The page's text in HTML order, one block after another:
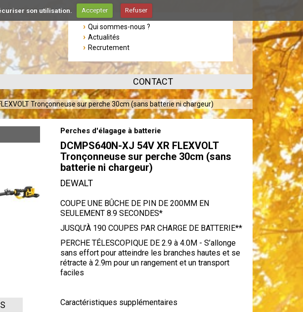
son utilisation. Accepter Refuser
Qui sommes-nous ?
Actualités
Recrutement
CONTACT
Tronçonneuse sur perche 30cm (sans batterie ni chargeur)
Perches d'élagage à batterie
DCMPS640N-XJ 54V XR FLEXVOLT
Tronçonneuse sur perche 30cm (sans
batterie ni chargeur)
DEWALT
COUPE UNE BÛCHE DE PIN DE 200MM EN
SEULEMENT 8.9 SECONDES*
JUSQU’À 190 COUPES PAR CHARGE DE BATTERIE**
PERCHE TÉLESCOPIQUE DE 2.9 à 4.0M - S’allonge
sans effort pour atteindre les branches hautes et se
rétracte à 2.9m pour un rangement et un transport
faciles
Caractéristiques supplémentaires